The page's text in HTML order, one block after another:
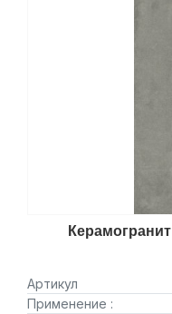
Артикул
Применение :